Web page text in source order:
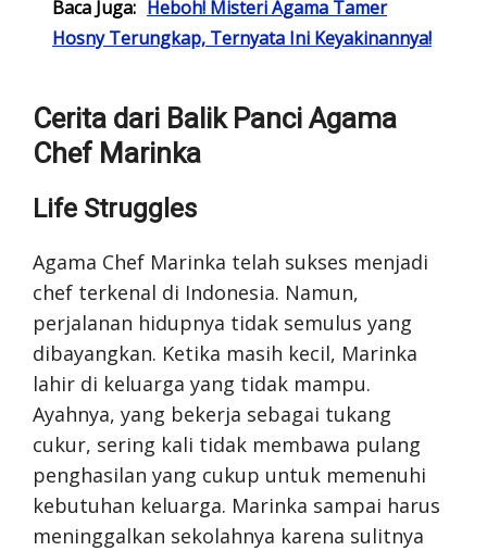
Baca Juga: Heboh! Misteri Agama Tamer
Hosny Terungkap, Ternyata Ini Keyakinannya!
Cerita dari Balik Panci Agama
Chef Marinka
Life Struggles
Agama Chef Marinka telah sukses menjadi
chef terkenal di Indonesia. Namun,
perjalanan hidupnya tidak semulus yang
dibayangkan. Ketika masih kecil, Marinka
lahir di keluarga yang tidak mampu.
Ayahnya, yang bekerja sebagai tukang
cukur, sering kali tidak membawa pulang
penghasilan yang cukup untuk memenuhi
kebutuhan keluarga. Marinka sampai harus
meninggalkan sekolahnya karena sulitnya